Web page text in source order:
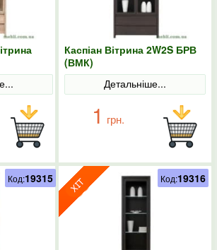
Каспіан Вітрина 2W2S БРВ
(ВМК)
Детальніше...
1 грн.
Код:19315 Код:19316